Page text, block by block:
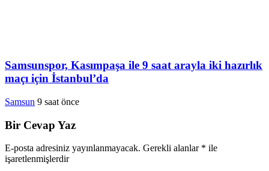
Samsunspor, Kasımpaşa ile 9 saat arayla iki hazırlık
maçı için İstanbul’da
Samsun 9 saat önce
Bir Cevap Yaz
E-posta adresiniz yayınlanmayacak. Gerekli alanlar * ile
işaretlenmişlerdir